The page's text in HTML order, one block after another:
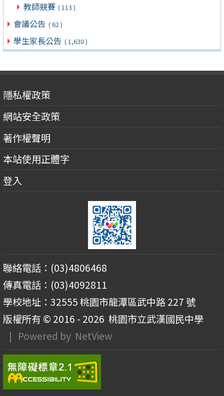
教師競賽 ( 113 )
會議公告 ( 62 )
學生家長公告 ( 1,630 )
隱私權政策
網站安全政策
著作權聲明
本站使用正體字
登入
聯絡電話：(03)4806468
傳真電話：(03)4092811
學校地址：32555 桃園市龍潭區武中路 227 號
版權所有 © 2016 - 2026 桃園市立武漢國民中學
| Powered by NetView